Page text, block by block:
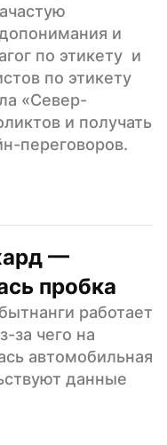
и
по этикету  и
по этикету
«Север-
и получать
переговоров.
—
пробка
работает
за чего на
автомобильная
данные